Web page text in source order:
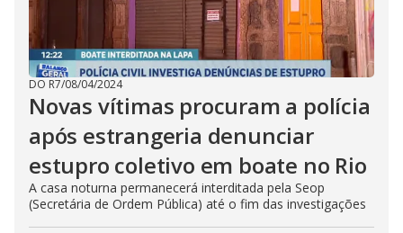
DO R7/08/04/2024
Novas vítimas procuram a polícia
após estrangeria denunciar
estupro coletivo em boate no Rio
A casa noturna permanecerá interditada pela Seop
(Secretária de Ordem Pública) até o fim das investigações